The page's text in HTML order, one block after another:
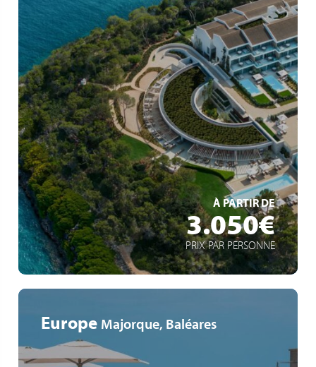
À PARTIR DE
3.050€
PRIX PAR PERSONNE
Service de luxe All Inclusive
Cadre naturel unique
Activités variées
EN SAVOIR +
Europe Majorque, Baléares